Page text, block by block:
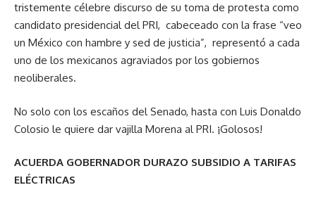
tristemente célebre discurso de su toma de protesta como
candidato presidencial del PRI, cabeceado con la frase “veo
un México con hambre y sed de justicia”, representó a cada
uno de los mexicanos agraviados por los gobiernos
neoliberales.
No solo con los escaños del Senado, hasta con Luis Donaldo
Colosio le quiere dar vajilla Morena al PRI. ¡Golosos!
ACUERDA GOBERNADOR DURAZO SUBSIDIO A TARIFAS
ELÉCTRICAS